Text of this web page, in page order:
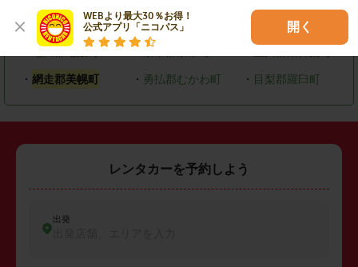
WEBより最大30％お得！
公式アプリ「ニコパス」
開く
・ 恵庭市 ・北広島市
・ 網走郡美幌町 ・ 勇払郡むかわ町 ・ 目梨郡羅臼町
レンタカーを予約しよう
出発